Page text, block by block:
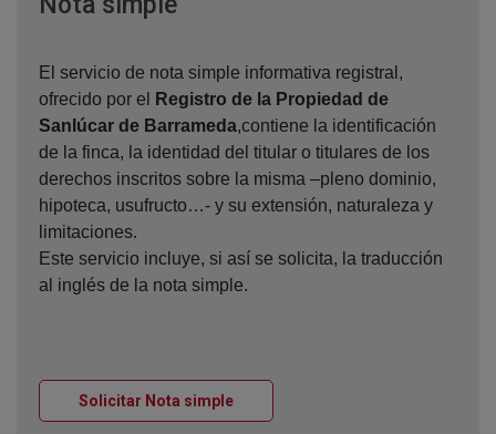
El servicio de nota simple informativa registral,
ofrecido por el
Registro de la Propiedad de
Sanlúcar de Barrameda,contiene la identificación
de la finca, la identidad del titular o titulares de los
derechos inscritos sobre la misma –pleno dominio,
hipoteca, usufructo…- y su extensión, naturaleza y
limitaciones.
Este servicio incluye, si así se solicita, la traducción
al inglés de la nota simple.
Solicitar Nota simpleVentana nueva